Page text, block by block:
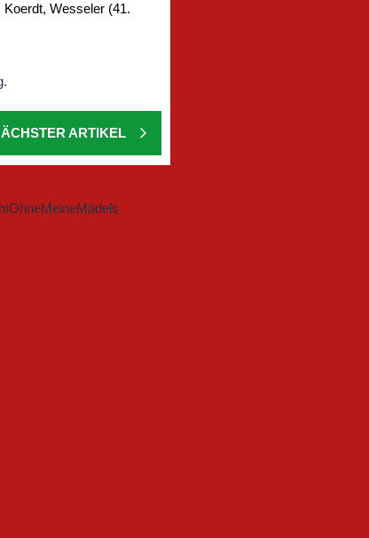
Wesseler (41.
ARTIKEL